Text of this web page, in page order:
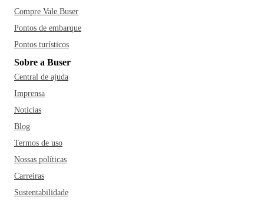
Compre Vale Buser
Pontos de embarque
Pontos turísticos
Sobre a Buser
Central de ajuda
Imprensa
Notícias
Blog
Termos de uso
Nossas políticas
Carreiras
Sustentabilidade